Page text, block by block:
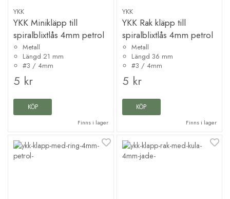
YKK
YKK Minikläpp till
spiralblixtlås 4mm petrol
Metall
Längd 21 mm
#3 / 4mm
5 kr
KÖP
Finns i lager
YKK
YKK Rak kläpp till
spiralblixtlås 4mm petrol
Metall
Längd 36 mm
#3 / 4mm
5 kr
KÖP
Finns i lager